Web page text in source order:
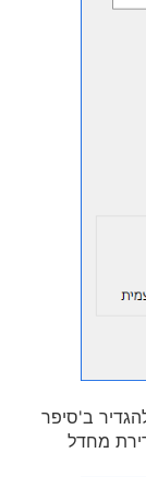
ב'סיפר
מחדל